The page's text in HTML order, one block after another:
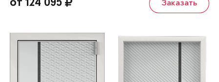
от 124 095 Заказать